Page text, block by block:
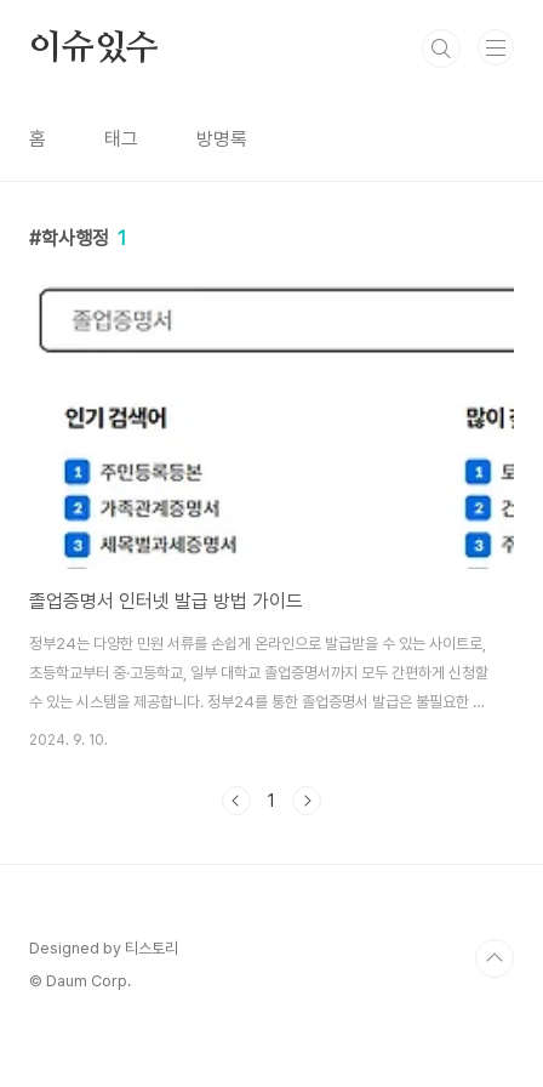
이슈있수
홈 태그 방명록
학사행정 1
졸업증명서 인터넷 발급 방법 가이드
정부24는 다양한 민원 서류를 손쉽게 온라인으로 발급받을 수 있는 사이트로,
초등학교부터 중·고등학교, 일부 대학교 졸업증명서까지 모두 간편하게 신청할
수 있는 시스템을 제공합니다. 정부24를 통한 졸업증명서 발급은 불필요한 시
간과 비용을 절약하며, 언제 어디서든 인터넷만 있으면 발급 절차를 진행할 수
인증을 완료하고, 원하는 졸업증명서를 PDF 파일 형식으로 바로 다운로드할
2024. 9. 10.
1
Designed by 티스토리
© Daum Corp.